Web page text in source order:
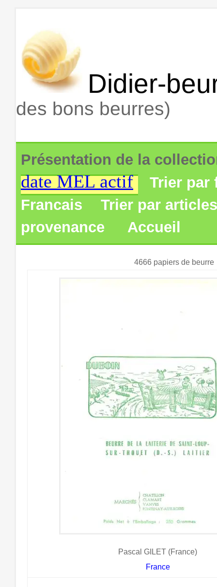
Didier-
des bons beurres)
Présentation de la
date MEL actif
Trier par
Francais
Trier par
provenance
Accueil
4666 papiers de beurre
Pascal GILET (France)
France